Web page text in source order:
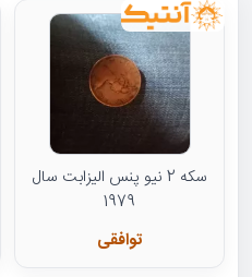
سکه 2 نیو پنس الیزابت سال
1979
توافقی